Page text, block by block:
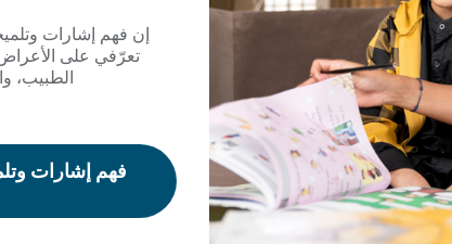
إن فهم إشارات
تعرّفي على
الطبيب،
فهم إشارات